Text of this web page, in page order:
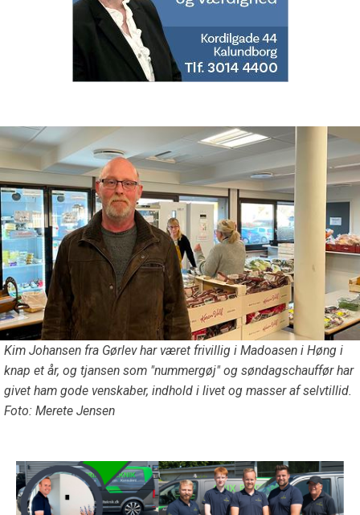
Kim Johansen fra Gørlev har været frivillig i Madoasen i Høng i
knap et år, og tjansen som "nummergøj" og søndagschauffør har
givet ham gode venskaber, indhold i livet og masser af selvtillid.
Foto: Merete Jensen